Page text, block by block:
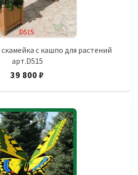
скамейка с кашпо для растений
арт.D515
39 800 ₽